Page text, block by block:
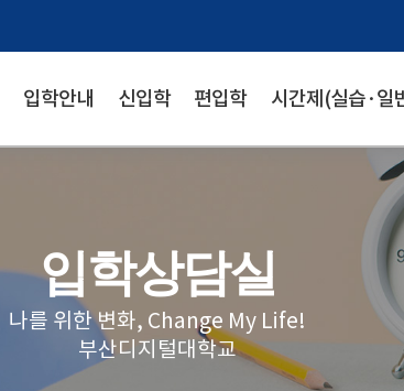
입학안내 신입학 편입학 시간제(실습·일
입학상담실
나를 위한 변화, Change My Life!
부산디지털대학교